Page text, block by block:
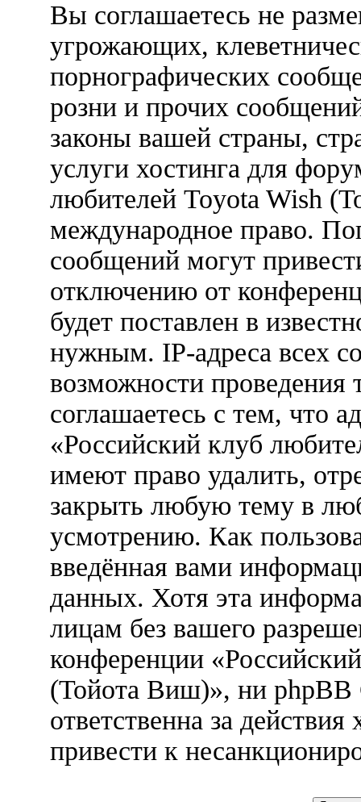
Вы соглашаетесь не
угрожающих,
порнографических
розни и прочих
законы вашей страны,
услуги хостинга для
любителей Toyota Wish
международное право.
сообщений могут
отключению от
будет поставлен в
нужным. IP-адреса всех
возможности
соглашаетесь с тем, что
«Российский клуб
имеют право удалить,
закрыть любую тему в
усмотрению. Как
введённая вами
данных. Хотя эта
лицам без вашего
конференции
(Тойота Виш)», ни phpBB
ответственна за
привести к